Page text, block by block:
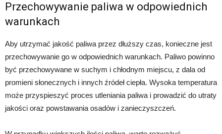
Przechowywanie paliwa w odpowiednich
warunkach
Aby utrzymać jakość paliwa przez dłuższy czas, konieczne jest
przechowywanie go w odpowiednich warunkach. Paliwo powinno
być przechowywane w suchym i chłodnym miejscu, z dala od
promieni słonecznych i innych źródeł ciepła. Wysoka temperatura
może przyspieszyć proces utleniania paliwa i prowadzić do utraty
jakości oraz powstawania osadów i zanieczyszczeń.